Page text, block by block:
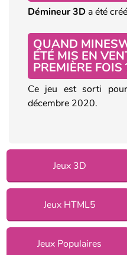
Démineur 3D a été
QUAND
ÉTÉ MIS EN
PREMIÈRE FOIS
Ce jeu est sorti
décembre 2020.
Jeux 3D
Jeux HTML5
Jeux Populaires